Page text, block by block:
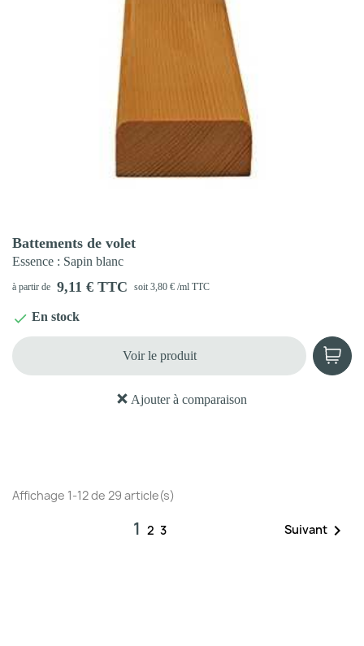
Ajouter à comparaison

Battements de volet
Essence : Sapin blanc
à partir de 9,11 € TTC soit 3,80 € /ml TTC
 En stock
Voir le produit
Affichage 1-12 de 29 article(s)
1 2 3 Suivant 